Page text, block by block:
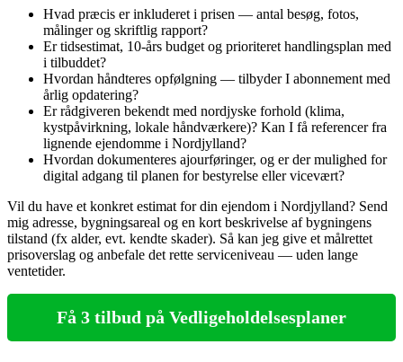
Hvad præcis er inkluderet i prisen — antal besøg, fotos,
målinger og skriftlig rapport?
Er tidsestimat, 10‑års budget og prioriteret handlingsplan med
i tilbuddet?
Hvordan håndteres opfølgning — tilbyder I abonnement med
årlig opdatering?
Er rådgiveren bekendt med nordjyske forhold (klima,
kystpåvirkning, lokale håndværkere)? Kan I få referencer fra
lignende ejendomme i Nordjylland?
Hvordan dokumenteres ajourføringer, og er der mulighed for
digital adgang til planen for bestyrelse eller vicevært?
Vil du have et konkret estimat for din ejendom i Nordjylland? Send
mig adresse, bygningsareal og en kort beskrivelse af bygningens
tilstand (fx alder, evt. kendte skader). Så kan jeg give et målrettet
prisoverslag og anbefale det rette serviceniveau — uden lange
ventetider.
Få 3 tilbud på Vedligeholdelsesplaner